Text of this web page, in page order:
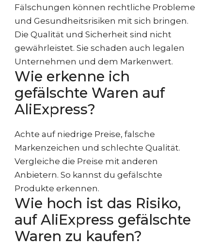
Fälschungen können rechtliche Probleme
und Gesundheitsrisiken mit sich bringen.
Die Qualität und Sicherheit sind nicht
gewährleistet. Sie schaden auch legalen
Unternehmen und dem Markenwert.
Wie erkenne ich
gefälschte Waren auf
AliExpress?
Achte auf niedrige Preise, falsche
Markenzeichen und schlechte Qualität.
Vergleiche die Preise mit anderen
Anbietern. So kannst du gefälschte
Produkte erkennen.
Wie hoch ist das Risiko,
auf AliExpress gefälschte
Waren zu kaufen?